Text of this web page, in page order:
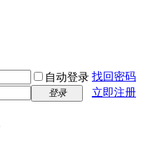
自动登录 找回密码
登录
立即注册